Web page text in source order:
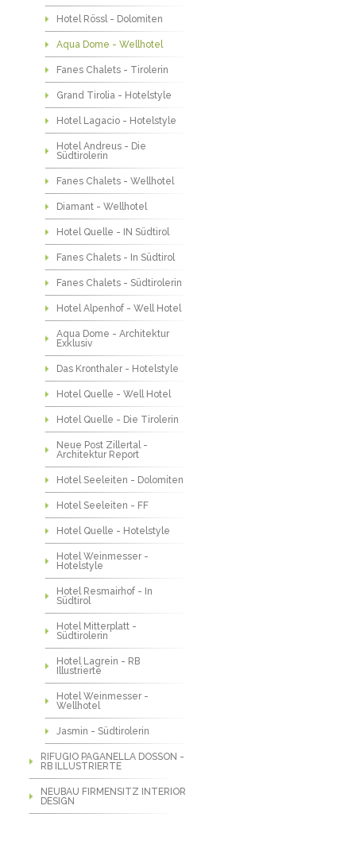
Hotel Rössl - Dolomiten
Aqua Dome - Wellhotel
Fanes Chalets - Tirolerin
Grand Tirolia - Hotelstyle
Hotel Lagacio - Hotelstyle
Hotel Andreus - Die
Südtirolerin
Fanes Chalets - Wellhotel
Diamant - Wellhotel
Hotel Quelle - IN Südtirol
Fanes Chalets - In Südtirol
Fanes Chalets - Südtirolerin
Hotel Alpenhof - Well Hotel
Aqua Dome - Architektur
Exklusiv
Das Kronthaler - Hotelstyle
Hotel Quelle - Well Hotel
Hotel Quelle - Die Tirolerin
Neue Post Zillertal -
Architektur Report
Hotel Seeleiten - Dolomiten
Hotel Seeleiten - FF
Hotel Quelle - Hotelstyle
Hotel Weinmesser -
Hotelstyle
Hotel Resmairhof - In
Südtirol
Hotel Mitterplatt -
Südtirolerin
Hotel Lagrein - RB
Illustrierte
Hotel Weinmesser -
Wellhotel
Jasmin - Südtirolerin
RIFUGIO PAGANELLA DOSSON -
RB ILLUSTRIERTE
NEUBAU FIRMENSITZ INTERIOR
DESIGN